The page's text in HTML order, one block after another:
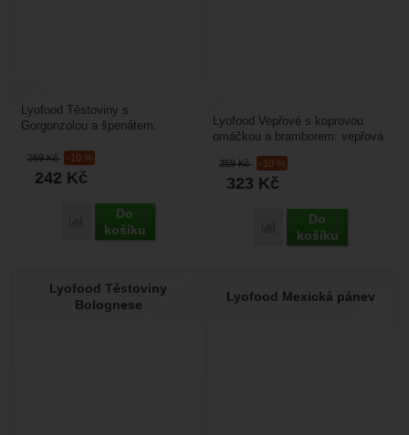
269Kč -10 %
242 Kč
Přidat 'Lyofood Těstoviny s Gorgonzolou a špenátem' k
Do
košíku
Lyofood Těstoviny s
Gorgonzolou a špenátem:
špenátem a krémovým sýrem
Gorgonzola,...
359Kč -10 %
323 Kč
Přidat 'Lyofood
Do
košíku
Lyofood Vepřové s koprovou
omáčkou a bramborem: vepřová
smetanové koprové omáčce....
Lyofood Těstoviny
Bolognese
Lyofood Mexická pánev